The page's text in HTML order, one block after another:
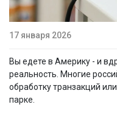
17 января 2026
Вы едете в Америку - и
реальность. Многие
обработку транзакций
парке.